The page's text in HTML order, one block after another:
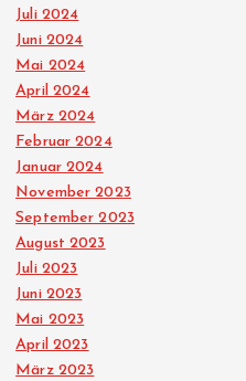
Juli 2024
Juni 2024
Mai 2024
April 2024
März 2024
Februar 2024
Januar 2024
November 2023
September 2023
August 2023
Juli 2023
Juni 2023
Mai 2023
April 2023
März 2023